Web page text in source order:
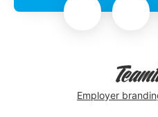
Employer